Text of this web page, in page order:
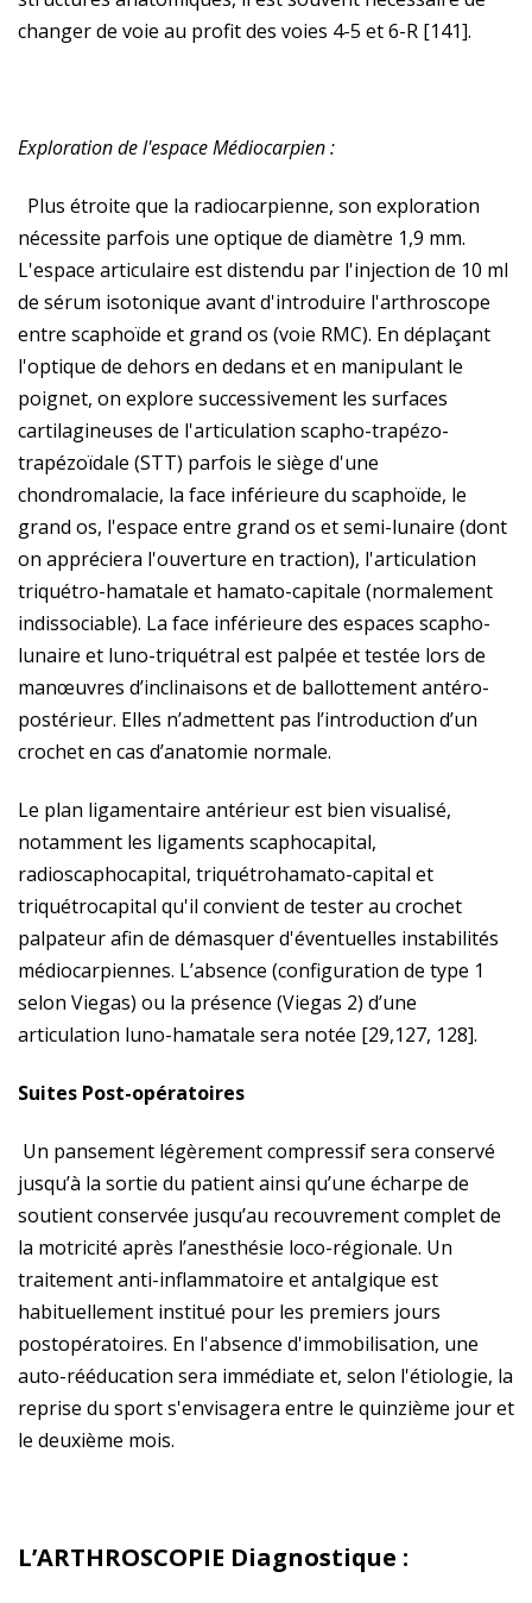
changer de voie au profit des voies 4-5 et 6-R [141].
Exploration de l'espace Médiocarpien :
Plus étroite que la radiocarpienne, son exploration
nécessite parfois une optique de diamètre 1,9 mm.
L'espace articulaire est distendu par l'injection de 10 ml
de sérum isotonique avant d'introduire l'arthroscope
entre scaphoïde et grand os (voie RMC). En déplaçant
l'optique de dehors en dedans et en manipulant le
poignet, on explore successivement les surfaces
cartilagineuses de l'articulation scapho-trapézo-
trapézoïdale (STT) parfois le siège d'une
chondromalacie, la face inférieure du scaphoïde, le
grand os, l'espace entre grand os et semi-lunaire (dont
on appréciera l'ouverture en traction), l'articulation
triquétro-hamatale et hamato-capitale (normalement
indissociable). La face inférieure des espaces scapho-
lunaire et luno-triquétral est palpée et testée lors de
manœuvres d’inclinaisons et de ballottement antéro-
postérieur. Elles n’admettent pas l’introduction d’un
crochet en cas d’anatomie normale.
Le plan ligamentaire antérieur est bien visualisé,
notamment les ligaments scaphocapital,
radioscaphocapital, triquétrohamato-capital et
triquétrocapital qu'il convient de tester au crochet
palpateur afin de démasquer d'éventuelles instabilités
médiocarpiennes. L’absence (configuration de type 1
selon Viegas) ou la présence (Viegas 2) d’une
articulation luno-hamatale sera notée [29,127, 128].
Suites Post-opératoires
Un pansement légèrement compressif sera conservé
jusqu’à la sortie du patient ainsi qu’une écharpe de
soutient conservée jusqu’au recouvrement complet de
la motricité après l’anesthésie loco-régionale. Un
traitement anti-inflammatoire et antalgique est
habituellement institué pour les premiers jours
postopératoires. En l'absence d'immobilisation, une
auto-rééducation sera immédiate et, selon l'étiologie, la
reprise du sport s'envisagera entre le quinzième jour et
le deuxième mois.
L’ARTHROSCOPIE Diagnostique :